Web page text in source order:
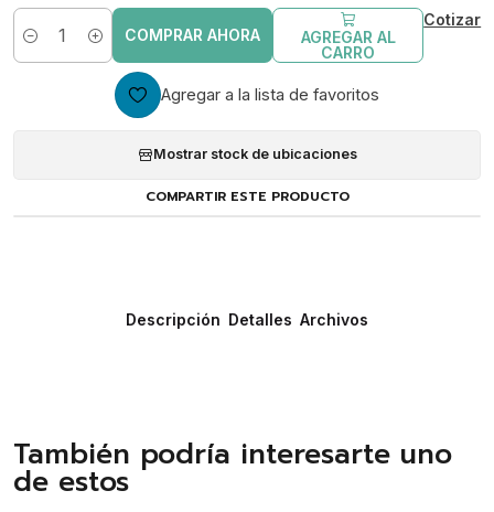
Cantidad
AGREGAR AL
CARRO
COMPRAR AHORA
Cotizar
Agregar a la lista de favoritos
Mostrar stock de ubicaciones
COMPARTIR ESTE PRODUCTO
Descripción Detalles Archivos
También podría interesarte uno
de estos